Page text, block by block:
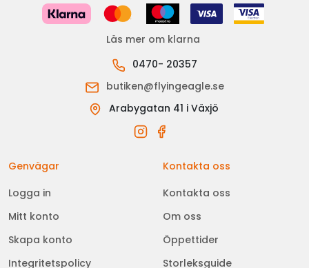
Läs mer om klarna
0470- 20357
butiken@flyingeagle.se
Arabygatan 41 i Växjö
Genvägar
Logga in
Mitt konto
Skapa konto
Integritetspolicy
Kontakta oss
Kontakta oss
Om oss
Öppettider
Storleksguide